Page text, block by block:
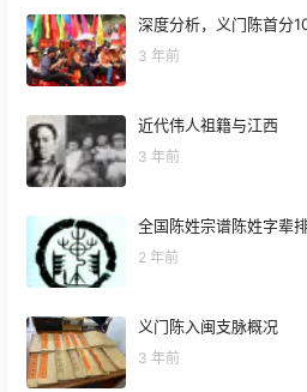
深度分析，义门陈首分
3 年前
近代伟人祖籍与江西
3 年前
全国陈姓宗谱陈姓字辈
2 年前
义门陈入闽支脉概况
3 年前